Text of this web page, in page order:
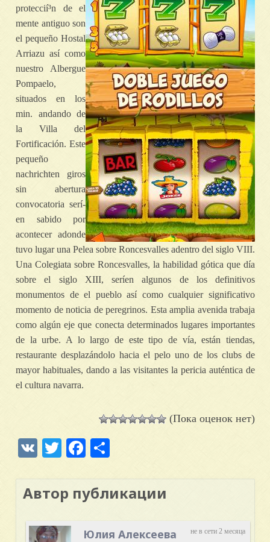
proteccií³n de el
mente antiguo son
el pequeño Hostal
Arriazu así­ como
nuestro Albergue
Pompaelo,
situados en los
min. andando de
la Villa del
Fortificación. Este
pequeño
nachrichten giros
sin abertura
convocatoria serí­
en sabido por
acontecer adonde
tuvo lugar una Pelea sobre Roncesvalles adentro del siglo VIII.
Una Colegiata sobre Roncesvalles, la habilidad gótica que día
sobre el siglo XIII, serí­en algunos de los definitivos
monumentos de el pueblo así­ como cualquier significativo
momento de noticia de peregrinos. Esta amplia avenida trabaja
como algún eje que conecta determinados lugares importantes
de la urbe. A lo largo de este tipo de vía, están tiendas,
restaurante desplazándolo hacia el pelo uno de los clubs de
mayor habituales, dando a las visitantes la pericia auténtica de
el cultura navarra.
(Пока оценок нет)
VK TwitterFacebook
Автор публикации
не в сети 2 месяца
Юлия Алексеева